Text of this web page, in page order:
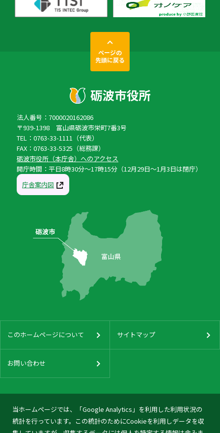
当ホームページでは、「Google Analytics」を利用した利用状況の
統計を行っています。この統計のためにCookieを利用しデータを収
ページの
先頭に戻る
法人番号：7000020162086
〒939-1398 富山県砺波市栄町7番3号
TEL：0763-33-1111（代表）
FAX：0763-33-5325（総務課）
砺波市役所（本庁舎）へのアクセス
開庁時間：平日8時30分〜17時15分（12月29日〜1月3日は閉庁）
庁舎案内図
このホームページについて サイトマップ
お問い合わせ